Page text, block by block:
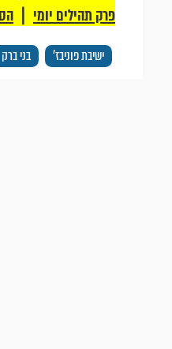
ישיבת פוניבז' בני ברק
פרק תהילים יומי |